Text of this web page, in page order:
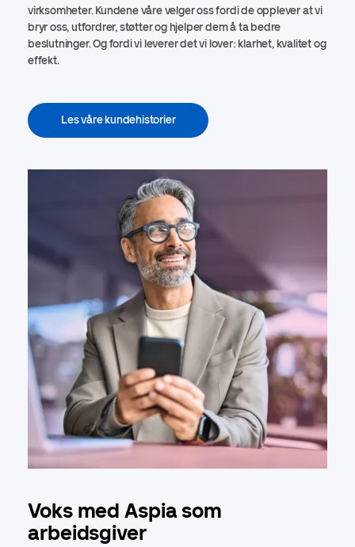
virksomheter. Kundene våre velger oss fordi de opplever at vi
bryr oss, utfordrer, støtter og hjelper dem å ta bedre
beslutninger. Og fordi vi leverer det vi lover: klarhet, kvalitet og
effekt.
Les våre kundehistorier
Voks med Aspia som
arbeidsgiver